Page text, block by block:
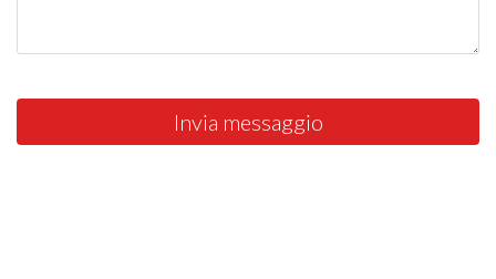
Invia messaggio